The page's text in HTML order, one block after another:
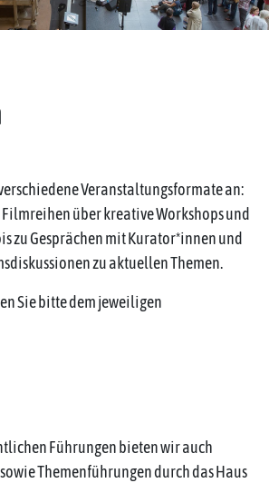
Veranstaltungsformate an:
über kreative Workshops und
zu Gesprächen mit Kurator*innen und
zu aktuellen Themen.
Sie bitte dem jeweiligen
Führungen bieten wir auch
Themenführungen durch das Haus